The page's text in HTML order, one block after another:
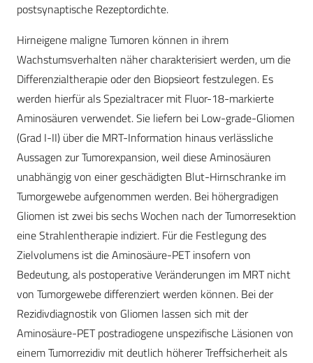
postsynaptische Rezeptordichte.
Hirneigene maligne Tumoren können in ihrem
Wachstumsverhalten näher charakterisiert werden, um die
Differenzialtherapie oder den Biopsieort festzulegen. Es
werden hierfür als Spezialtracer mit Fluor-18-markierte
Aminosäuren verwendet. Sie liefern bei Low-grade-Gliomen
(Grad I-II) über die MRT-Information hinaus verlässliche
Aussagen zur Tumorexpansion, weil diese Aminosäuren
unabhängig von einer geschädigten Blut-Hirnschranke im
Tumorgewebe aufgenommen werden. Bei höhergradigen
Gliomen ist zwei bis sechs Wochen nach der Tumorresektion
eine Strahlentherapie indiziert. Für die Festlegung des
Zielvolumens ist die Aminosäure-PET insofern von
Bedeutung, als postoperative Veränderungen im MRT nicht
von Tumorgewebe differenziert werden können. Bei der
Rezidivdiagnostik von Gliomen lassen sich mit der
Aminosäure-PET postradiogene unspezifische Läsionen von
einem Tumorrezidiv mit deutlich höherer Treffsicherheit als